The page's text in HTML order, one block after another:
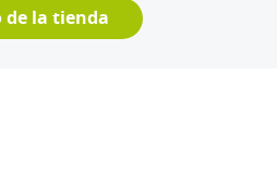
de la tienda